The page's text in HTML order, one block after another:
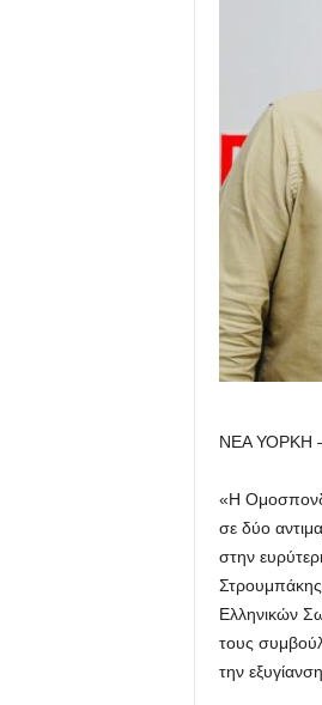
ΝΕΑ ΥΟΡΚΗ
«Η
σε δύο
στην
Ελληνικών
τους
την